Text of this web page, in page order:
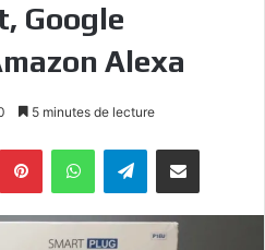
Google
Alexa
5 minutes de lecture
PinterestWhatsAppTelegramPartagez par mail